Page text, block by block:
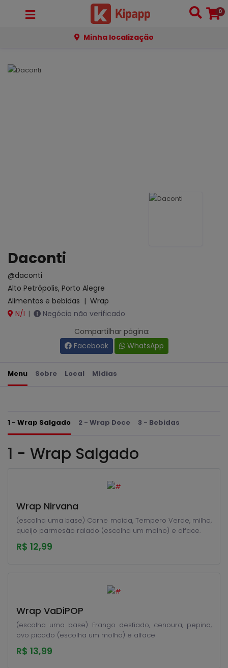
0
Minha localização
Daconti
@daconti
Alto Petrópolis, Porto Alegre
Alimentos e bebidas | Wrap
N/I |
Negócio não verificado
Compartilhar página:
Facebook
WhatsApp
Menu Sobre Local Mídias
1 - Wrap Salgado 2 - Wrap Doce 3 - Bebidas
1 - Wrap Salgado
Wrap Nirvana
(escolha uma base) Carne moída, Tempero Verde, milho,
queijo parmesão ralado (escolha um molho) e alface.
R$ 12,99
Wrap VaDiPOP
(escolha uma base) Frango desfiado, cenoura, pepino,
ovo picado (escolha um molho) e alface
R$ 13,99